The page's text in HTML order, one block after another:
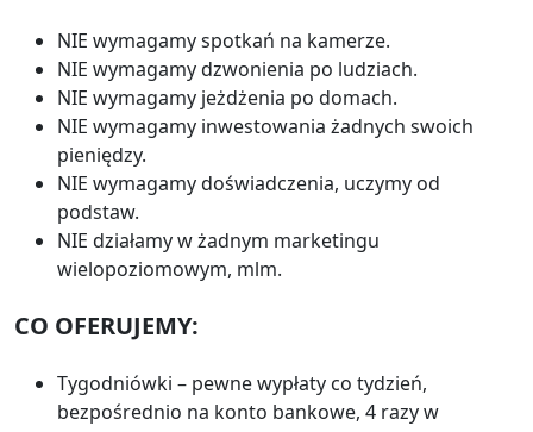
NIE wymagamy spotkań na kamerze.
NIE wymagamy dzwonienia po ludziach.
NIE wymagamy jeżdżenia po domach.
NIE wymagamy inwestowania żadnych swoich
pieniędzy.
NIE wymagamy doświadczenia, uczymy od
podstaw.
NIE działamy w żadnym marketingu
wielopoziomowym, mlm.
CO OFERUJEMY:
Tygodniówki – pewne wypłaty co tydzień,
bezpośrednio na konto bankowe, 4 razy w